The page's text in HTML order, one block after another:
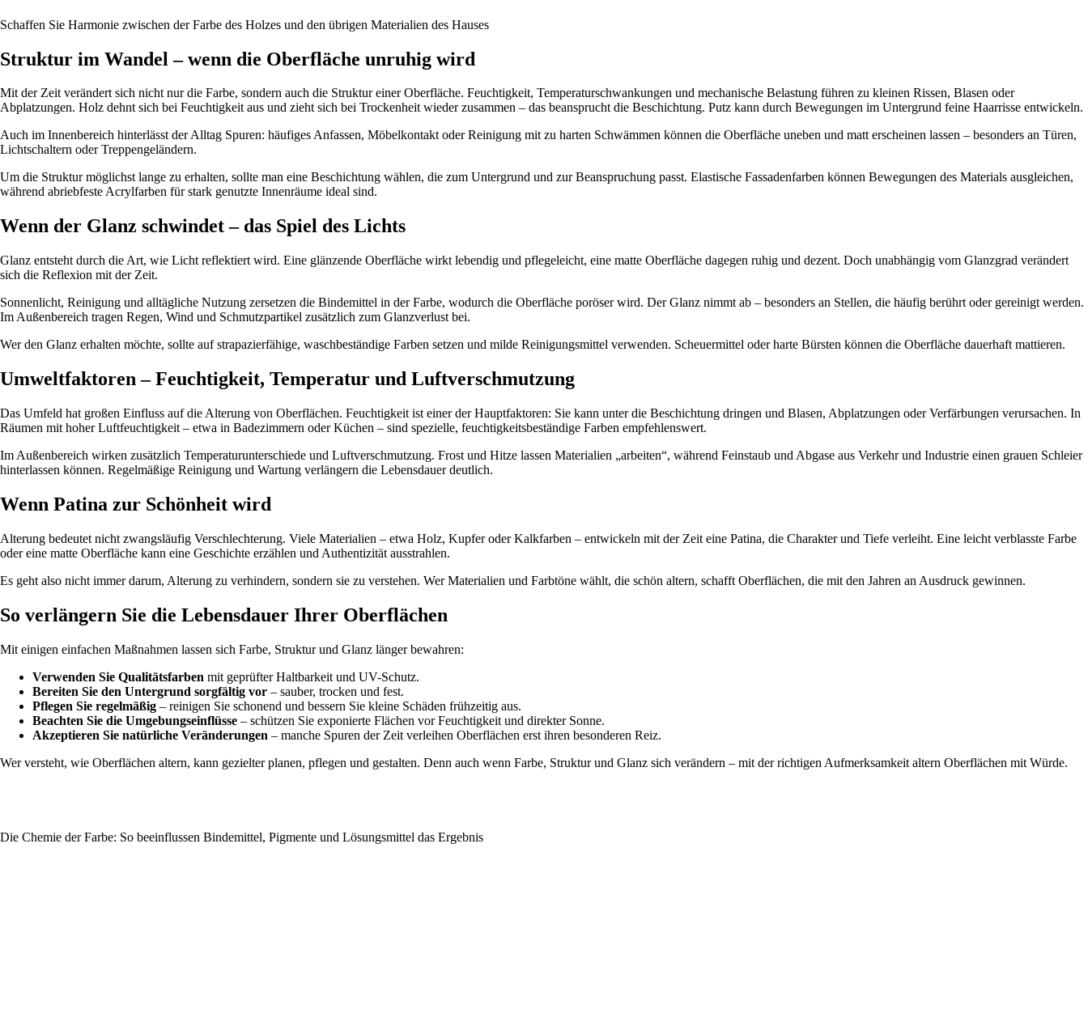
Schaffen Sie Harmonie zwischen der Farbe des Holzes und den übrigen Materialien des Hauses
Struktur im Wandel – wenn die Oberfläche unruhig wird
Mit der Zeit verändert sich nicht nur die Farbe, sondern auch die Struktur einer Oberfläche. Feuchtigkeit, Temperaturschwankungen und mechanische Belastung führen zu kleinen Rissen, Blasen oder
Abplatzungen. Holz dehnt sich bei Feuchtigkeit aus und zieht sich bei Trockenheit wieder zusammen – das beansprucht die Beschichtung. Putz kann durch Bewegungen im Untergrund feine Haarrisse entwickeln.
Auch im Innenbereich hinterlässt der Alltag Spuren: häufiges Anfassen, Möbelkontakt oder Reinigung mit zu harten Schwämmen können die Oberfläche uneben und matt erscheinen lassen – besonders an Türen,
Lichtschaltern oder Treppengeländern.
Um die Struktur möglichst lange zu erhalten, sollte man eine Beschichtung wählen, die zum Untergrund und zur Beanspruchung passt. Elastische Fassadenfarben können Bewegungen des Materials ausgleichen,
während abriebfeste Acrylfarben für stark genutzte Innenräume ideal sind.
Wenn der Glanz schwindet – das Spiel des Lichts
Glanz entsteht durch die Art, wie Licht reflektiert wird. Eine glänzende Oberfläche wirkt lebendig und pflegeleicht, eine matte Oberfläche dagegen ruhig und dezent. Doch unabhängig vom Glanzgrad verändert
sich die Reflexion mit der Zeit.
Sonnenlicht, Reinigung und alltägliche Nutzung zersetzen die Bindemittel in der Farbe, wodurch die Oberfläche poröser wird. Der Glanz nimmt ab – besonders an Stellen, die häufig berührt oder gereinigt werden.
Im Außenbereich tragen Regen, Wind und Schmutzpartikel zusätzlich zum Glanzverlust bei.
Wer den Glanz erhalten möchte, sollte auf strapazierfähige, waschbeständige Farben setzen und milde Reinigungsmittel verwenden. Scheuermittel oder harte Bürsten können die Oberfläche dauerhaft mattieren.
Umweltfaktoren – Feuchtigkeit, Temperatur und Luftverschmutzung
Das Umfeld hat großen Einfluss auf die Alterung von Oberflächen. Feuchtigkeit ist einer der Hauptfaktoren: Sie kann unter die Beschichtung dringen und Blasen, Abplatzungen oder Verfärbungen verursachen. In
Räumen mit hoher Luftfeuchtigkeit – etwa in Badezimmern oder Küchen – sind spezielle, feuchtigkeitsbeständige Farben empfehlenswert.
Im Außenbereich wirken zusätzlich Temperaturunterschiede und Luftverschmutzung. Frost und Hitze lassen Materialien „arbeiten“, während Feinstaub und Abgase aus Verkehr und Industrie einen grauen Schleier
hinterlassen können. Regelmäßige Reinigung und Wartung verlängern die Lebensdauer deutlich.
Wenn Patina zur Schönheit wird
Alterung bedeutet nicht zwangsläufig Verschlechterung. Viele Materialien – etwa Holz, Kupfer oder Kalkfarben – entwickeln mit der Zeit eine Patina, die Charakter und Tiefe verleiht. Eine leicht verblasste Farbe
oder eine matte Oberfläche kann eine Geschichte erzählen und Authentizität ausstrahlen.
Es geht also nicht immer darum, Alterung zu verhindern, sondern sie zu verstehen. Wer Materialien und Farbtöne wählt, die schön altern, schafft Oberflächen, die mit den Jahren an Ausdruck gewinnen.
So verlängern Sie die Lebensdauer Ihrer Oberflächen
Mit einigen einfachen Maßnahmen lassen sich Farbe, Struktur und Glanz länger bewahren:
Verwenden Sie Qualitätsfarben mit geprüfter Haltbarkeit und UV-Schutz.
Bereiten Sie den Untergrund sorgfältig vor – sauber, trocken und fest.
Pflegen Sie regelmäßig – reinigen Sie schonend und bessern Sie kleine Schäden frühzeitig aus.
Beachten Sie die Umgebungseinflüsse – schützen Sie exponierte Flächen vor Feuchtigkeit und direkter Sonne.
Akzeptieren Sie natürliche Veränderungen – manche Spuren der Zeit verleihen Oberflächen erst ihren besonderen Reiz.
Wer versteht, wie Oberflächen altern, kann gezielter planen, pflegen und gestalten. Denn auch wenn Farbe, Struktur und Glanz sich verändern – mit der richtigen Aufmerksamkeit altern Oberflächen mit Würde.
Die Chemie der Farbe: So beeinflussen Bindemittel, Pigmente und Lösungsmittel das Ergebnis